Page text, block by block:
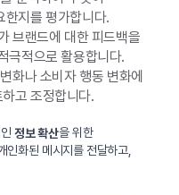
한지를 평가합니다.
브랜드에 대한 피드백을
극적으로 활용합니다.
화나 소비자 행동 변화에
고 조정합니다.
인정보 확산을 위한
인화된 메시지를 전달하고,